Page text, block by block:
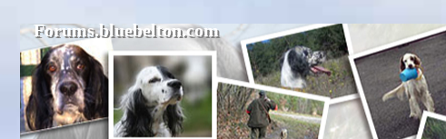
Forums.bluebelton.com